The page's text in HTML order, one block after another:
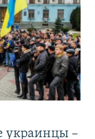
украинцы –